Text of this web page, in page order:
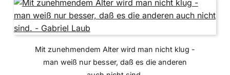
Mit zunehmendem Alter wird man nicht klug -
man weiß nur besser, daß es die anderen